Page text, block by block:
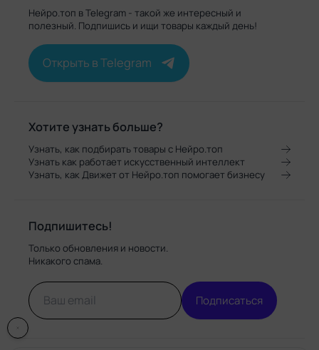
Нейро.топ в Telegram - такой же интересный и
полезный. Подпишись и ищи товары каждый день!
Открыть в Telegram
Хотите узнать больше?
Узнать, как подбирать товары с Нейро.топ
Узнать как работает искусственный интеллект
Узнать, как Движет от Нейро.топ помогает бизнесу
Подпишитесь!
Только обновления и новости.
Никакого спама.
Подписаться